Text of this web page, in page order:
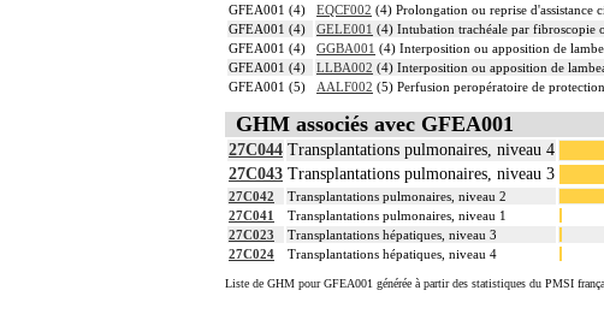
GFEA001 (4)
EQCF002 (4) Prolongation ou reprise
GFEA001 (4)
GELE001 (4) Intubation trachéale par fibroscopie
GFEA001 (4)
GGBA001 (4) Interposition ou apposition de
GFEA001 (4)
LLBA002 (4) Interposition ou apposition de
GFEA001 (5)
AALF002 (5) Perfusion peropératoire de
GHM associés avec GFEA001
27C044 Transplantations pulmonaires, niveau 4
27C043 Transplantations pulmonaires, niveau 3
27C042
Transplantations pulmonaires, niveau 2
27C041
Transplantations pulmonaires, niveau 1
27C023
Transplantations hépatiques, niveau 3
27C024
Transplantations hépatiques, niveau 4
Liste de GHM pour GFEA001 générée à partir des statistiques du PMSI